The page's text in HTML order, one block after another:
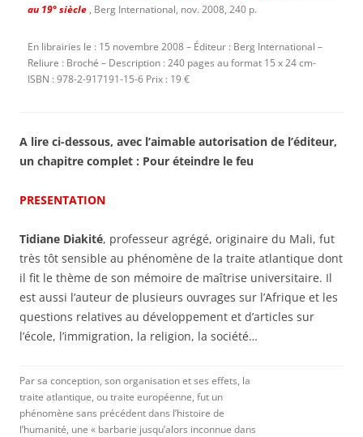
au 19° siècle , Berg International, nov. 2008, 240 p.
En librairies le : 15 novembre 2008 – Éditeur : Berg International –
Reliure : Broché – Description : 240 pages au format 15 x 24 cm-
ISBN : 978-2-917191-15-6 Prix : 19 €
A lire ci-dessous, avec l’aimable autorisation de l’éditeur,
un chapitre complet : Pour éteindre le feu
PRESENTATION
Tidiane Diakité, professeur agrégé, originaire du Mali, fut
très tôt sensible au phénomène de la traite atlantique dont
il fit le thème de son mémoire de maîtrise universitaire. Il
est aussi l’auteur de plusieurs ouvrages sur l’Afrique et les
questions relatives au développement et d’articles sur
l’école, l’immigration, la religion, la société…
Par sa conception, son organisation et ses effets, la
traite atlantique, ou traite européenne, fut un
phénomène sans précédent dans l’histoire de
l’humanité, une « barbarie jusqu’alors inconnue dans